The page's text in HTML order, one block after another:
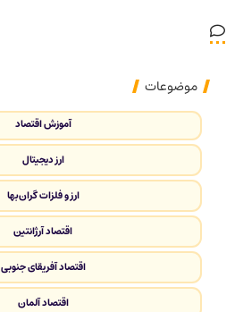
موضوعات
آموزش اقتصاد
ارز دیجیتال
ارز و فلزات گران‌بها
اقتصاد آرژانتین
اقتصاد آفریقای جنوبی
اقتصاد آلمان